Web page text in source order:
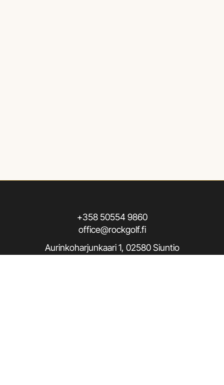
+358 50554 9860
office@rockgolf.fi
Aurinkoharjunkaari 1, 02580 Siuntio